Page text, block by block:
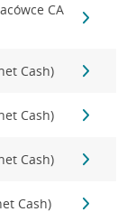
CA
Cash)
Cash)
Cash)
Cash)